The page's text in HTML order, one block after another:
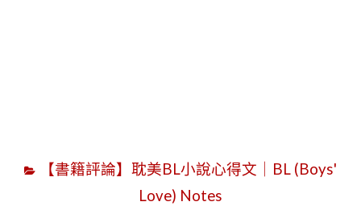
【書籍評論】耽美BL小說心得文｜BL (Boys'
Love) Notes